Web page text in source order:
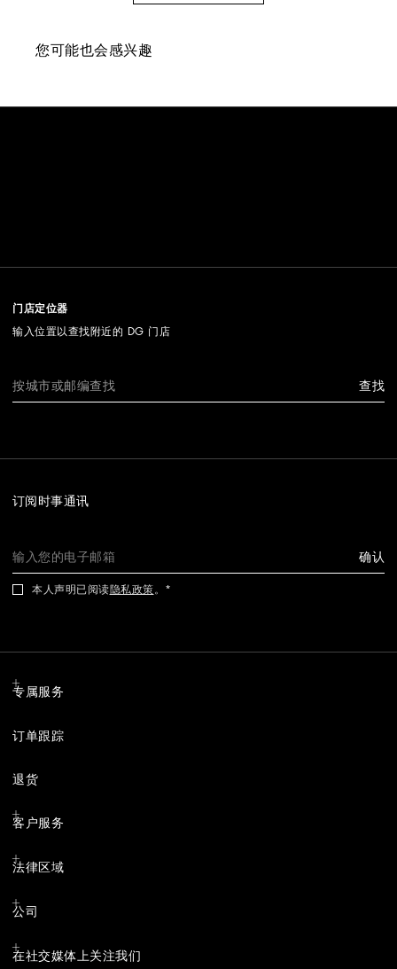
您可能也会感兴趣
门店定位器
输入位置以查找附近的 DG 门店
查找
订阅时事通讯
确认
本人声明已阅读隐私政策 。
专属服务
订单跟踪
退货
客户服务
法律区域
公司
在社交媒体上关注我们